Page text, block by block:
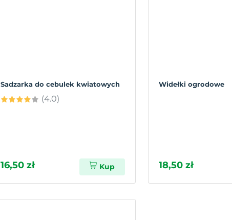
Sadzarka do cebulek kwiatowych
(4.0)
16,50 zł Kup
Widełki ogrodowe
18,50 zł